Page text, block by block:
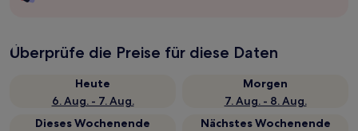
Überprüfe die Preise für diese Daten
Heute
6. Aug. - 7. Aug.
Morgen
7. Aug. - 8. Aug.
Dieses Wochenende
Nächstes Wochenende